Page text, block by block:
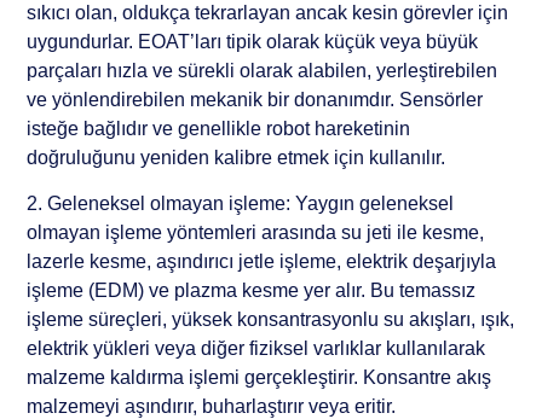
sıkıcı olan, oldukça tekrarlayan ancak kesin görevler için
uygundurlar. EOAT’ları tipik olarak küçük veya büyük
parçaları hızla ve sürekli olarak alabilen, yerleştirebilen
ve yönlendirebilen mekanik bir donanımdır. Sensörler
isteğe bağlıdır ve genellikle robot hareketinin
doğruluğunu yeniden kalibre etmek için kullanılır.
2. Geleneksel olmayan işleme: Yaygın geleneksel
olmayan işleme yöntemleri arasında su jeti ile kesme,
lazerle kesme, aşındırıcı jetle işleme, elektrik deşarjıyla
işleme (EDM) ve plazma kesme yer alır. Bu temassız
işleme süreçleri, yüksek konsantrasyonlu su akışları, ışık,
elektrik yükleri veya diğer fiziksel varlıklar kullanılarak
malzeme kaldırma işlemi gerçekleştirir. Konsantre akış
malzemeyi aşındırır, buharlaştırır veya eritir.